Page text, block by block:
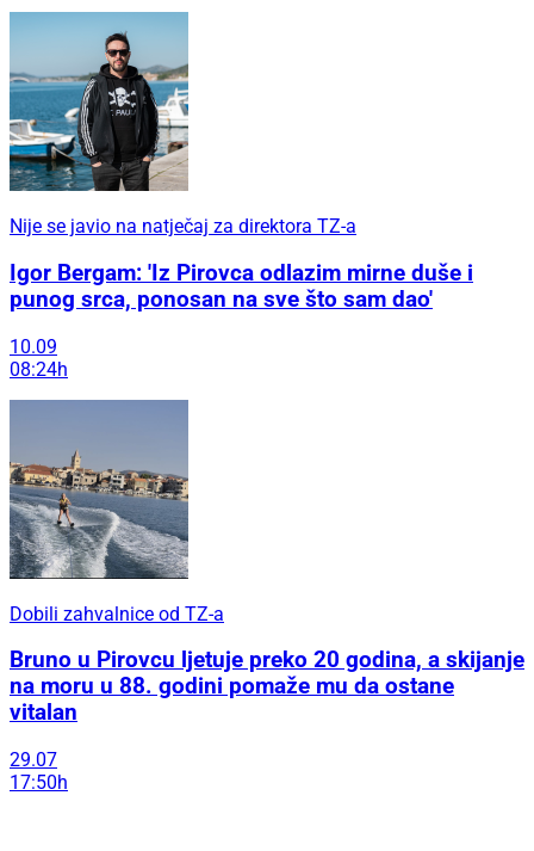
Nije se javio na natječaj za direktora TZ-a
Igor Bergam: 'Iz Pirovca odlazim mirne duše i
punog srca, ponosan na sve što sam dao'
10.09
08:24h
Dobili zahvalnice od TZ-a
Bruno u Pirovcu ljetuje preko 20 godina, a skijanje
na moru u 88. godini pomaže mu da ostane
vitalan
29.07
17:50h